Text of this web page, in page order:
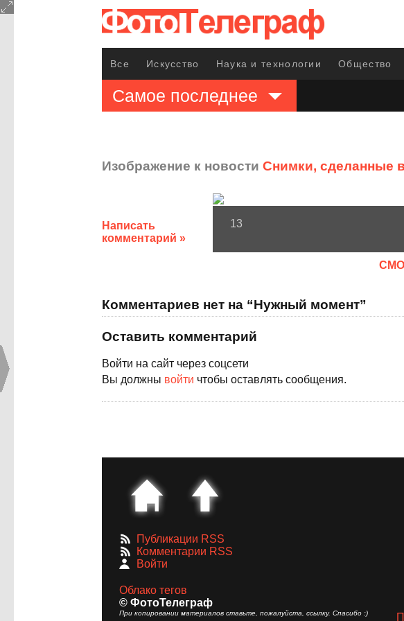
Все Искусство Наука и технологии Общество
Самое последнее
Изображение к новости Снимки, сделанные
Написать
комментарий »
13
Комментариев нет на “Нужный момент”
Оставить комментарий
Войти на сайт через соцсети
Вы должны войти чтобы оставлять сообщения.
Публикации RSS
Комментарии RSS
Войти
Облако тегов
© ФотоТелеграф
При копировании материалов ставьте, пожалуйста, ссылку. Спасибо :)